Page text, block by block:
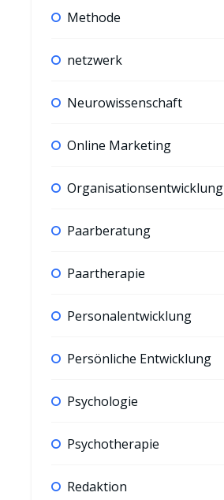
Methode
netzwerk
Neurowissenschaft
Online Marketing
Organisationsentwicklung
Paarberatung
Paartherapie
Personalentwicklung
Persönliche Entwicklung
Psychologie
Psychotherapie
Redaktion